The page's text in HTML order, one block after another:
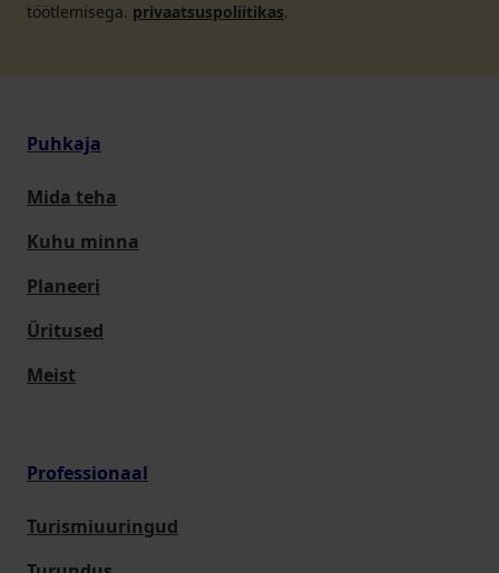
töötlemisega. privaatsuspoliitikas.
Puhkaja
Mida teha
Kuhu minna
Planeeri
Üritused
Meist
Professionaal
Turismiuuringud